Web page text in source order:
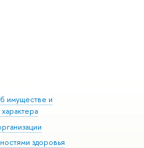
имуществе и
здоровья